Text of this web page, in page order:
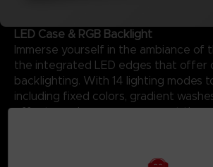
LED Case & RGB Backlight
Immerse yourself in the ambiance of
the integrated LED edges that offer
backlighting. With 14 lighting modes
including fixed colors, gradient
effects, and more—you can set the